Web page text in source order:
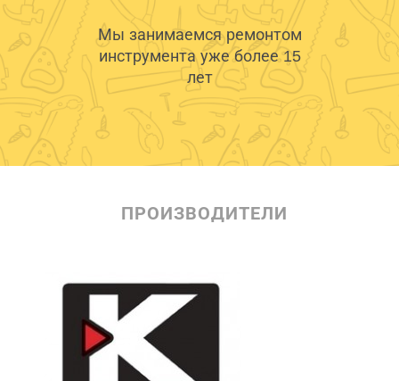
Мы занимаемся ремонтом
инструмента уже более 15
лет
ПРОИЗВОДИТЕЛИ